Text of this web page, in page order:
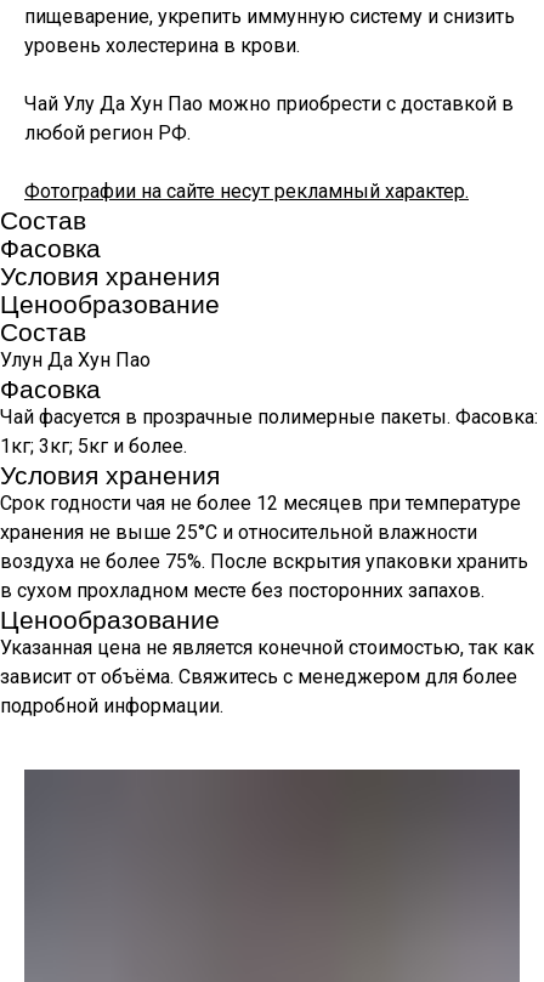
пищеварение, укрепить иммунную систему и снизить
уровень холестерина в крови.
Чай Улу Да Хун Пао можно приобрести с доставкой в
любой регион РФ.
Фотографии на сайте несут рекламный характер.
Состав
Фасовка
Условия хранения
Ценообразование
Состав
Улун Да Хун Пао
Фасовка
Чай фасуется в прозрачные полимерные пакеты. Фасовка:
1кг; 3кг; 5кг и более.
Условия хранения
Срок годности чая не более 12 месяцев при температуре
хранения не выше 25°С и относительной влажности
воздуха не более 75%. После вскрытия упаковки хранить
в сухом прохладном месте без посторонних запахов.
Ценообразование
Указанная цена не является конечной стоимостью, так как
зависит от объёма. Свяжитесь с менеджером для более
подробной информации.